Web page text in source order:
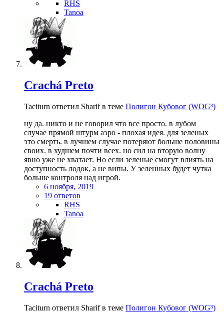
RHS
Tanoa
Crachá Preto
Taciturn ответил Sharif в теме Полигон Кубовог (WOG³)
ну да. никто и не говорил что все просто. в лубом
случае прямой штурм аэро - плохая идея. для зеленых
это смерть. в лучшем случае потеряют больше половины
своих. в худшем почти всех. но сил на вторую волну
явно уже не хватает. Но если зеленые смогут влиять на
доступность лодок, а не випы. У зеленных будет чутка
больше контроля над игрой.
6 ноября, 2019
19 ответов
RHS
Tanoa
Crachá Preto
Taciturn ответил Sharif в теме Полигон Кубовог (WOG³)